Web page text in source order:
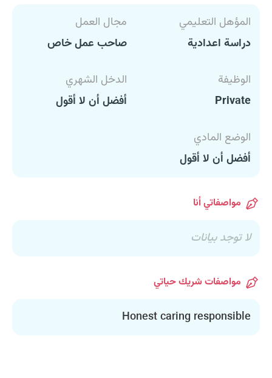
المؤهل التعليمي
دراسة اعدادية
مجال العمل
صاحب عمل خاص
الوظيفة
Private
الدخل الشهري
أفضل أن لا أقول
الوضع المادي
أفضل أن لا أقول
مواصفاتي أنا
لا توجد بيانات
مواصفات شريك حياتي
Honest caring responsible